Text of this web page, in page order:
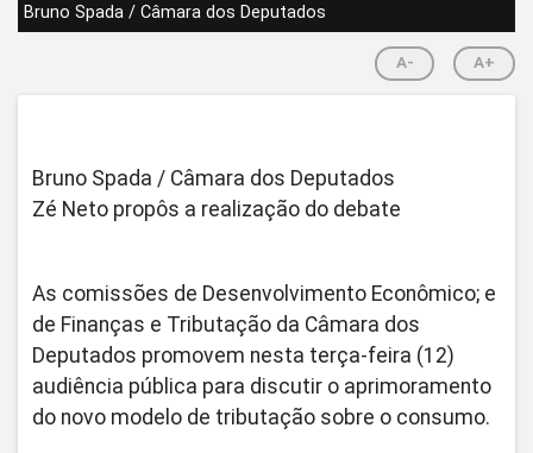
Bruno Spada / Câmara dos Deputados
A- A+
Bruno Spada / Câmara dos Deputados
Zé Neto propôs a realização do debate
As comissões de Desenvolvimento Econômico; e
de Finanças e Tributação da Câmara dos
Deputados promovem nesta terça-feira (12)
audiência pública para discutir o aprimoramento
do novo modelo de tributação sobre o consumo.